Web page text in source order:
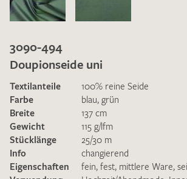
Ich bin damit einverstanden, dass meine
zur Beantwortung meiner Musteranfrage
Datenschutzbestimmungen
genommen und akzeptiere diese.
3090-494
Doupionseide uni
Textilanteile
100% reine Seide
Farbe
blau, grün
Breite
137 cm
Gewicht
115 g/lfm
Stücklänge
25/30 m
Info
changierend
Eigenschaften
fein, fest, mittlere Ware,